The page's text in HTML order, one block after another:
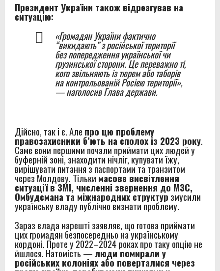
Президент України також відреагував на
ситуацію:
«Громадян України фактично
“викидають” з російської території
без попередження української чи
грузинської сторони. Це переважно ті,
кого звільняють із тюрем або таборів
на контрольованій Росією території»,
— наголосив Глава держави.
Дійсно, так і є. Але про цю проблему
правозахисники б’ють на сполох із 2023 року.
Саме вони першими почали приймати цих людей у
буферній зоні, знаходити нічліг, купувати їжу,
вирішувати питання з паспортами та транзитом
через Молдову. Тільки масове висвітлення
ситуації в ЗМІ, численні звернення до МЗС,
Омбудсмана та міжнародних структур змусили
українську владу публічно визнати проблему.
Зараз влада нарешті заявляє, що готова приймати
цих громадян безпосередньо на українському
кордоні. Проте у 2022–2024 роках про таку опцію не
йшлося. Натомість —люди помирали у
російських колоніях або поверталися через